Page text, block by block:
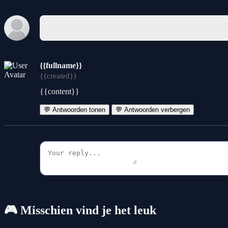
{{fullname}}
{{created}}
{{content}}
💬 Antwoorden tonen 💬 Antwoorden verbergen
🎮 Misschien vind je het leuk